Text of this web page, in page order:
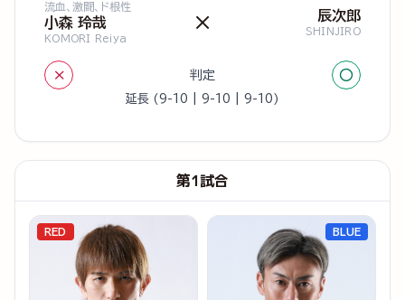
流血、激闘、ド根性
小森 玲哉
KOMORI Reiya
× 辰次郎
SHINJIRO
× 判定 ○
延長 (9-10 | 9-10 | 9-10)
第1試合
RED BLUE